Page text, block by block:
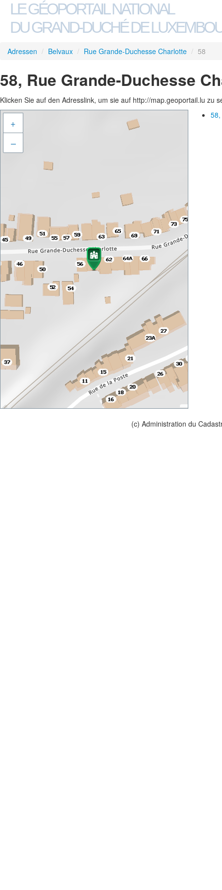
LE GÉOPORTAIL NATIONAL
DU GRAND-DUCHÉ DE
Adressen / Belvaux / Rue Grande-Duchesse Charlotte / 58
58, Rue Grande-Duchesse
Klicken Sie auf den Adresslink, um sie auf http://map.geoportail.lu zu
+
–
(c) Administration du